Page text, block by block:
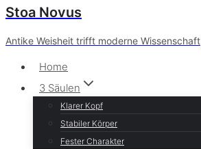
Stoa Novus
Antike Weisheit trifft moderne Wissenschaft
Home
3 Säulen
Klarer Kopf
Stabiler Körper
Fester Charakter